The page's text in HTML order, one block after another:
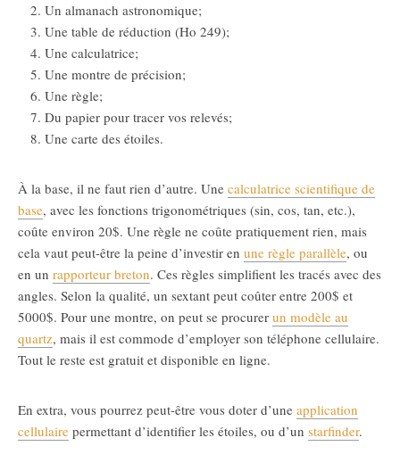
Un almanach astronomique;
Une table de réduction (Ho 249);
Une calculatrice;
Une montre de précision;
Une règle;
Du papier pour tracer vos relevés;
Une carte des étoiles.
À la base, il ne faut rien d’autre. Une calculatrice scientifique de
base, avec les fonctions trigonométriques (sin, cos, tan, etc.),
coûte environ 20$. Une règle ne coûte pratiquement rien, mais
cela vaut peut-être la peine d’investir en une règle parallèle, ou
en un rapporteur breton. Ces règles simplifient les tracés avec des
angles. Selon la qualité, un sextant peut coûter entre 200$ et
5000$. Pour une montre, on peut se procurer un modèle au
quartz, mais il est commode d’employer son téléphone cellulaire.
Tout le reste est gratuit et disponible en ligne.
En extra, vous pourrez peut-être vous doter d’une application
cellulaire permettant d’identifier les étoiles, ou d’un starfinder.